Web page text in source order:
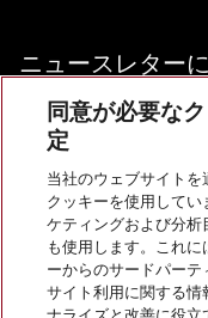
ニュースレター
お問い合わせ
InstagramのMiele
YoutubeのMiele
同意が必要な
定
当社のウェブサイト
クッキーを使用して
ケティングおよび分析
も使用します。これ
ーからのサードパー
サイト利用に関する情